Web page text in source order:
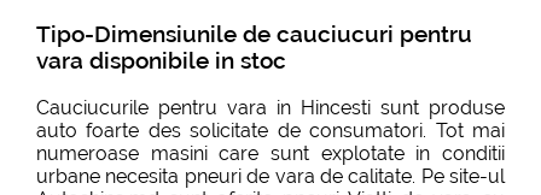
Tipo-Dimensiunile de cauciucuri pentru
vara disponibile in stoc
Cauciucurile pentru vara in Hincesti sunt produse
auto foarte des solicitate de consumatori. Tot mai
numeroase masini care sunt explotate in conditii
urbane necesita pneuri de vara de calitate. Pe site-ul